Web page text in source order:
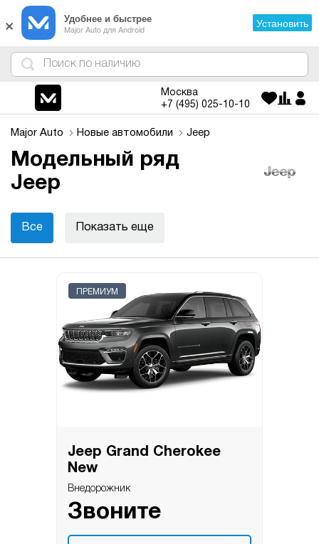
4
1
3
2
Москва
+7 (495) 025-10-10
Major Auto Новые автомобили Jeep
Модельный ряд
Jeep
Все Показать еще
ПРЕМИУМ
Jeep Grand Cherokee
New
Внедорожник
Звоните
× Удобнее и быстрее
Major Auto для Android Установить